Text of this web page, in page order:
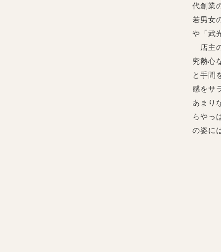
代創業
若男女
や「武
店主
究熱心
と手間
感をサ
あまり
らやっ
の姿に